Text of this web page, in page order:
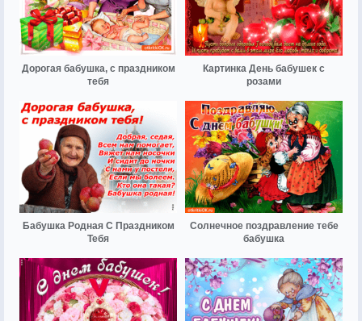
Дорогая бабушка, с праздником
тебя
Картинка День бабушек с
розами
Бабушка Родная С Праздником
Тебя
Солнечное поздравление тебе
бабушка